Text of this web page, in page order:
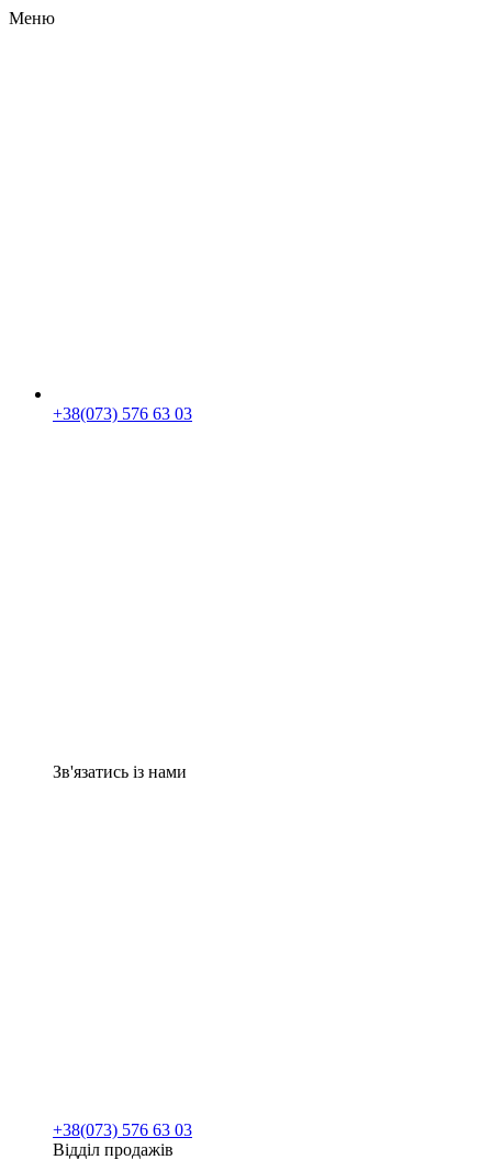
Меню
+38(073) 576 63 03
Зв'язатись із нами
+38(073) 576 63 03
Відділ продажів